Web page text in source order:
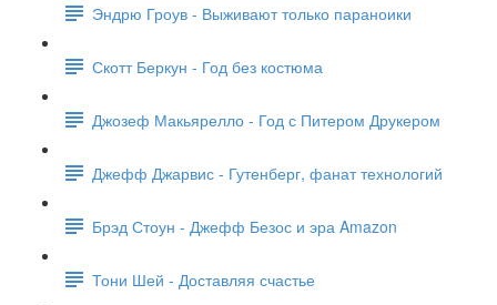
Эндрю Гроув - Выживают только параноики
Скотт Беркун - Год без костюма
Джозеф Макьярелло - Год с Питером Друкером
Джефф Джарвис - Гутенберг, фанат технологий
Брэд Стоун - Джефф Безос и эра Amazon
Тони Шей - Доставляя счастье